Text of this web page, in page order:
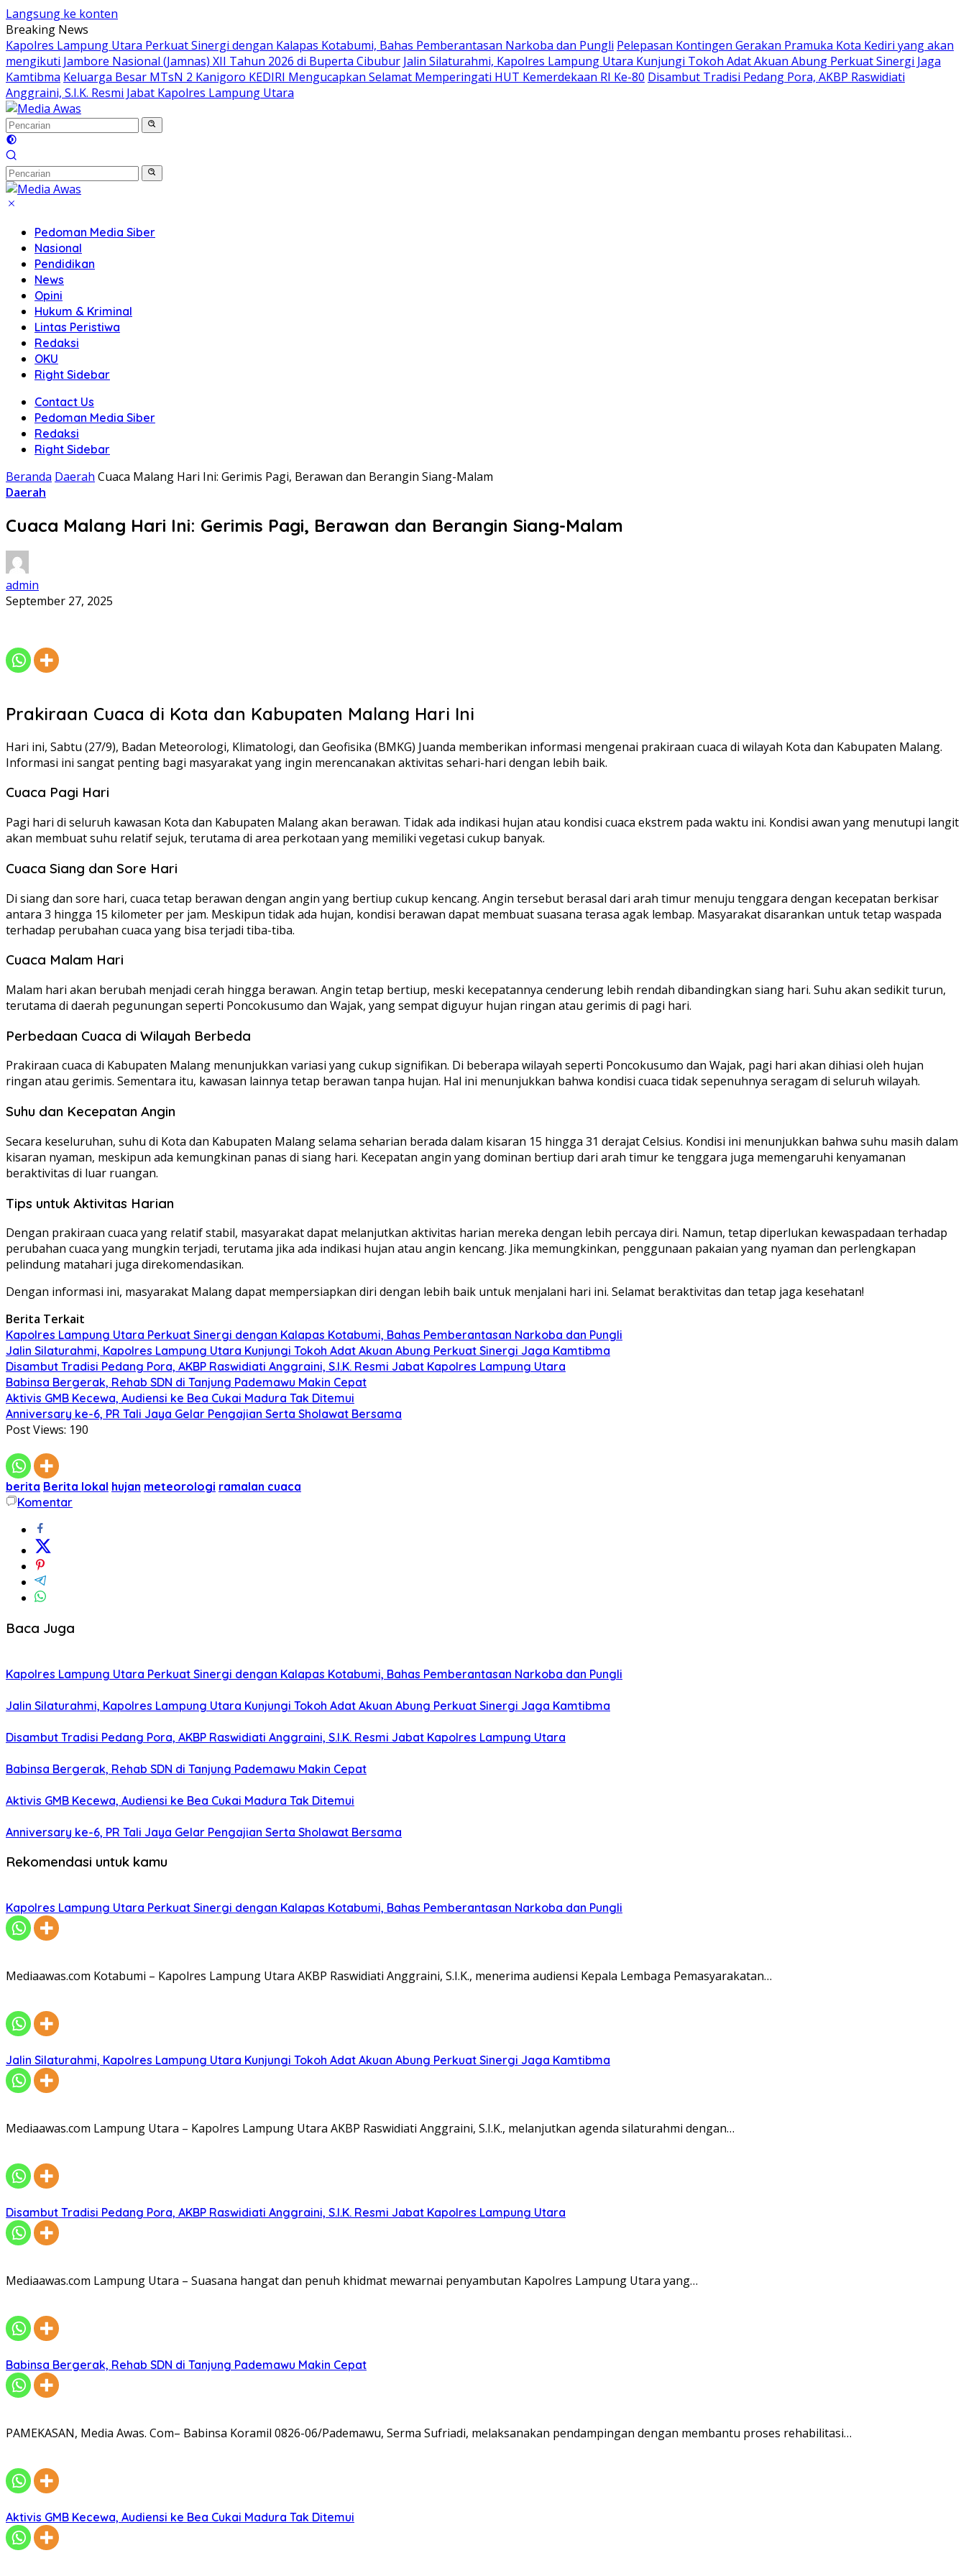
Langsung ke konten
Breaking News
Kapolres Lampung Utara Perkuat Sinergi dengan Kalapas Kotabumi, Bahas Pemberantasan Narkoba dan Pungli Pelepasan Kontingen Gerakan Pramuka Kota Kediri yang akan
mengikuti Jambore Nasional (Jamnas) XII Tahun 2026 di Buperta Cibubur Jalin Silaturahmi, Kapolres Lampung Utara Kunjungi Tokoh Adat Akuan Abung Perkuat Sinergi Jaga
Kamtibma Keluarga Besar MTsN 2 Kanigoro KEDIRI Mengucapkan Selamat Memperingati HUT Kemerdekaan RI Ke-80 Disambut Tradisi Pedang Pora, AKBP Raswidiati
Anggraini, S.I.K. Resmi Jabat Kapolres Lampung Utara
Pedoman Media Siber
Nasional
Pendidikan
News
Opini
Hukum & Kriminal
Lintas Peristiwa
Redaksi
OKU
Right Sidebar
Contact Us
Pedoman Media Siber
Redaksi
Right Sidebar
Beranda Daerah Cuaca Malang Hari Ini: Gerimis Pagi, Berawan dan Berangin Siang-Malam
Daerah
Cuaca Malang Hari Ini: Gerimis Pagi, Berawan dan Berangin Siang-Malam
admin
September 27, 2025
Prakiraan Cuaca di Kota dan Kabupaten Malang Hari Ini
Hari ini, Sabtu (27/9), Badan Meteorologi, Klimatologi, dan Geofisika (BMKG) Juanda memberikan informasi mengenai prakiraan cuaca di wilayah Kota dan Kabupaten Malang.
Informasi ini sangat penting bagi masyarakat yang ingin merencanakan aktivitas sehari-hari dengan lebih baik.
Cuaca Pagi Hari
Pagi hari di seluruh kawasan Kota dan Kabupaten Malang akan berawan. Tidak ada indikasi hujan atau kondisi cuaca ekstrem pada waktu ini. Kondisi awan yang menutupi langit
akan membuat suhu relatif sejuk, terutama di area perkotaan yang memiliki vegetasi cukup banyak.
Cuaca Siang dan Sore Hari
Di siang dan sore hari, cuaca tetap berawan dengan angin yang bertiup cukup kencang. Angin tersebut berasal dari arah timur menuju tenggara dengan kecepatan berkisar
antara 3 hingga 15 kilometer per jam. Meskipun tidak ada hujan, kondisi berawan dapat membuat suasana terasa agak lembap. Masyarakat disarankan untuk tetap waspada
terhadap perubahan cuaca yang bisa terjadi tiba-tiba.
Cuaca Malam Hari
Malam hari akan berubah menjadi cerah hingga berawan. Angin tetap bertiup, meski kecepatannya cenderung lebih rendah dibandingkan siang hari. Suhu akan sedikit turun,
terutama di daerah pegunungan seperti Poncokusumo dan Wajak, yang sempat diguyur hujan ringan atau gerimis di pagi hari.
Perbedaan Cuaca di Wilayah Berbeda
Prakiraan cuaca di Kabupaten Malang menunjukkan variasi yang cukup signifikan. Di beberapa wilayah seperti Poncokusumo dan Wajak, pagi hari akan dihiasi oleh hujan
ringan atau gerimis. Sementara itu, kawasan lainnya tetap berawan tanpa hujan. Hal ini menunjukkan bahwa kondisi cuaca tidak sepenuhnya seragam di seluruh wilayah.
Suhu dan Kecepatan Angin
Secara keseluruhan, suhu di Kota dan Kabupaten Malang selama seharian berada dalam kisaran 15 hingga 31 derajat Celsius. Kondisi ini menunjukkan bahwa suhu masih dalam
kisaran nyaman, meskipun ada kemungkinan panas di siang hari. Kecepatan angin yang dominan bertiup dari arah timur ke tenggara juga memengaruhi kenyamanan
beraktivitas di luar ruangan.
Tips untuk Aktivitas Harian
Dengan prakiraan cuaca yang relatif stabil, masyarakat dapat melanjutkan aktivitas harian mereka dengan lebih percaya diri. Namun, tetap diperlukan kewaspadaan terhadap
perubahan cuaca yang mungkin terjadi, terutama jika ada indikasi hujan atau angin kencang. Jika memungkinkan, penggunaan pakaian yang nyaman dan perlengkapan
pelindung matahari juga direkomendasikan.
Dengan informasi ini, masyarakat Malang dapat mempersiapkan diri dengan lebih baik untuk menjalani hari ini. Selamat beraktivitas dan tetap jaga kesehatan!
Berita Terkait
Kapolres Lampung Utara Perkuat Sinergi dengan Kalapas Kotabumi, Bahas Pemberantasan Narkoba dan Pungli
Jalin Silaturahmi, Kapolres Lampung Utara Kunjungi Tokoh Adat Akuan Abung Perkuat Sinergi Jaga Kamtibma
Disambut Tradisi Pedang Pora, AKBP Raswidiati Anggraini, S.I.K. Resmi Jabat Kapolres Lampung Utara
Babinsa Bergerak, Rehab SDN di Tanjung Pademawu Makin Cepat
Aktivis GMB Kecewa, Audiensi ke Bea Cukai Madura Tak Ditemui
Anniversary ke-6, PR Tali Jaya Gelar Pengajian Serta Sholawat Bersama
Post Views: 190
berita Berita lokal hujan meteorologi ramalan cuaca
Komentar
Baca Juga
Kapolres Lampung Utara Perkuat Sinergi dengan Kalapas Kotabumi, Bahas Pemberantasan Narkoba dan Pungli
Jalin Silaturahmi, Kapolres Lampung Utara Kunjungi Tokoh Adat Akuan Abung Perkuat Sinergi Jaga Kamtibma
Disambut Tradisi Pedang Pora, AKBP Raswidiati Anggraini, S.I.K. Resmi Jabat Kapolres Lampung Utara
Babinsa Bergerak, Rehab SDN di Tanjung Pademawu Makin Cepat
Aktivis GMB Kecewa, Audiensi ke Bea Cukai Madura Tak Ditemui
Anniversary ke-6, PR Tali Jaya Gelar Pengajian Serta Sholawat Bersama
Rekomendasi untuk kamu
Kapolres Lampung Utara Perkuat Sinergi dengan Kalapas Kotabumi, Bahas Pemberantasan Narkoba dan Pungli
Mediaawas.com Kotabumi – Kapolres Lampung Utara AKBP Raswidiati Anggraini, S.I.K., menerima audiensi Kepala Lembaga Pemasyarakatan…
Jalin Silaturahmi, Kapolres Lampung Utara Kunjungi Tokoh Adat Akuan Abung Perkuat Sinergi Jaga Kamtibma
Mediaawas.com Lampung Utara – Kapolres Lampung Utara AKBP Raswidiati Anggraini, S.I.K., melanjutkan agenda silaturahmi dengan…
Disambut Tradisi Pedang Pora, AKBP Raswidiati Anggraini, S.I.K. Resmi Jabat Kapolres Lampung Utara
Mediaawas.com Lampung Utara – Suasana hangat dan penuh khidmat mewarnai penyambutan Kapolres Lampung Utara yang…
Babinsa Bergerak, Rehab SDN di Tanjung Pademawu Makin Cepat
PAMEKASAN, Media Awas. Com– Babinsa Koramil 0826-06/Pademawu, Serma Sufriadi, melaksanakan pendampingan dengan membantu proses rehabilitasi…
Aktivis GMB Kecewa, Audiensi ke Bea Cukai Madura Tak Ditemui